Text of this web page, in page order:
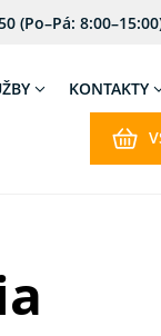
(Po–Pá:
KONTAKTY